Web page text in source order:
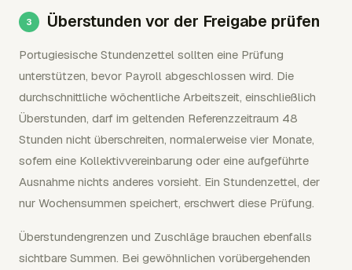
Überstunden vor der Freigabe prüfen
Portugiesische Stundenzettel sollten eine Prüfung
unterstützen, bevor Payroll abgeschlossen wird. Die
durchschnittliche wöchentliche Arbeitszeit, einschließlich
Überstunden, darf im geltenden Referenzzeitraum 48
Stunden nicht überschreiten, normalerweise vier Monate,
sofern eine Kollektivvereinbarung oder eine aufgeführte
Ausnahme nichts anderes vorsieht. Ein Stundenzettel, der
nur Wochensummen speichert, erschwert diese Prüfung.
Überstundengrenzen und Zuschläge brauchen ebenfalls
sichtbare Summen. Bei gewöhnlichen vorübergehenden